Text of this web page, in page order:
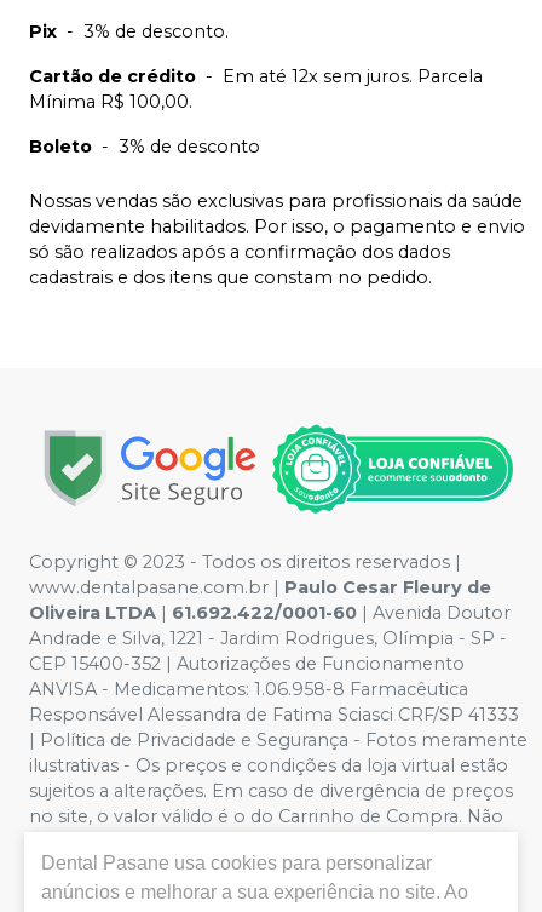
Pix - 3% de desconto.
Cartão de crédito -
Em até 12x sem juros. Parcela
Mínima R$ 100,00.
Boleto - 3% de desconto
Nossas vendas são exclusivas para profissionais da saúde
devidamente habilitados. Por isso, o pagamento e envio
só são realizados após a confirmação dos dados
cadastrais e dos itens que constam no pedido.
Copyright © 2023 - Todos os direitos reservados |
www.dentalpasane.com.br | Paulo Cesar Fleury de
Oliveira LTDA | 61.692.422/0001-60 | Avenida Doutor
Andrade e Silva, 1221 - Jardim Rodrigues, Olímpia - SP -
CEP 15400-352 | Autorizações de Funcionamento
ANVISA - Medicamentos: 1.06.958-8 Farmacêutica
Responsável Alessandra de Fatima Sciasci CRF/SP 41333
| Política de Privacidade e Segurança - Fotos meramente
ilustrativas - Os preços e condições da loja virtual estão
sujeitos a alterações. Em caso de divergência de preços
no site, o valor válido é o do Carrinho de Compra. Não
direito de não atender compras de grandes volumes
pelo site.Importante:Ofertas válidas enquanto
Dental Pasane usa cookies para personalizar
anúncios e melhorar a sua experiência no site. Ao